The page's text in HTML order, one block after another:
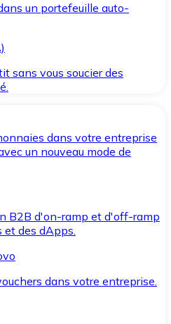
un portefeuille auto-
sans vous soucier des
dans votre entreprise
un nouveau mode de
B2B d'on-ramp et d'off-ramp
et des dApps.
dans votre entreprise.